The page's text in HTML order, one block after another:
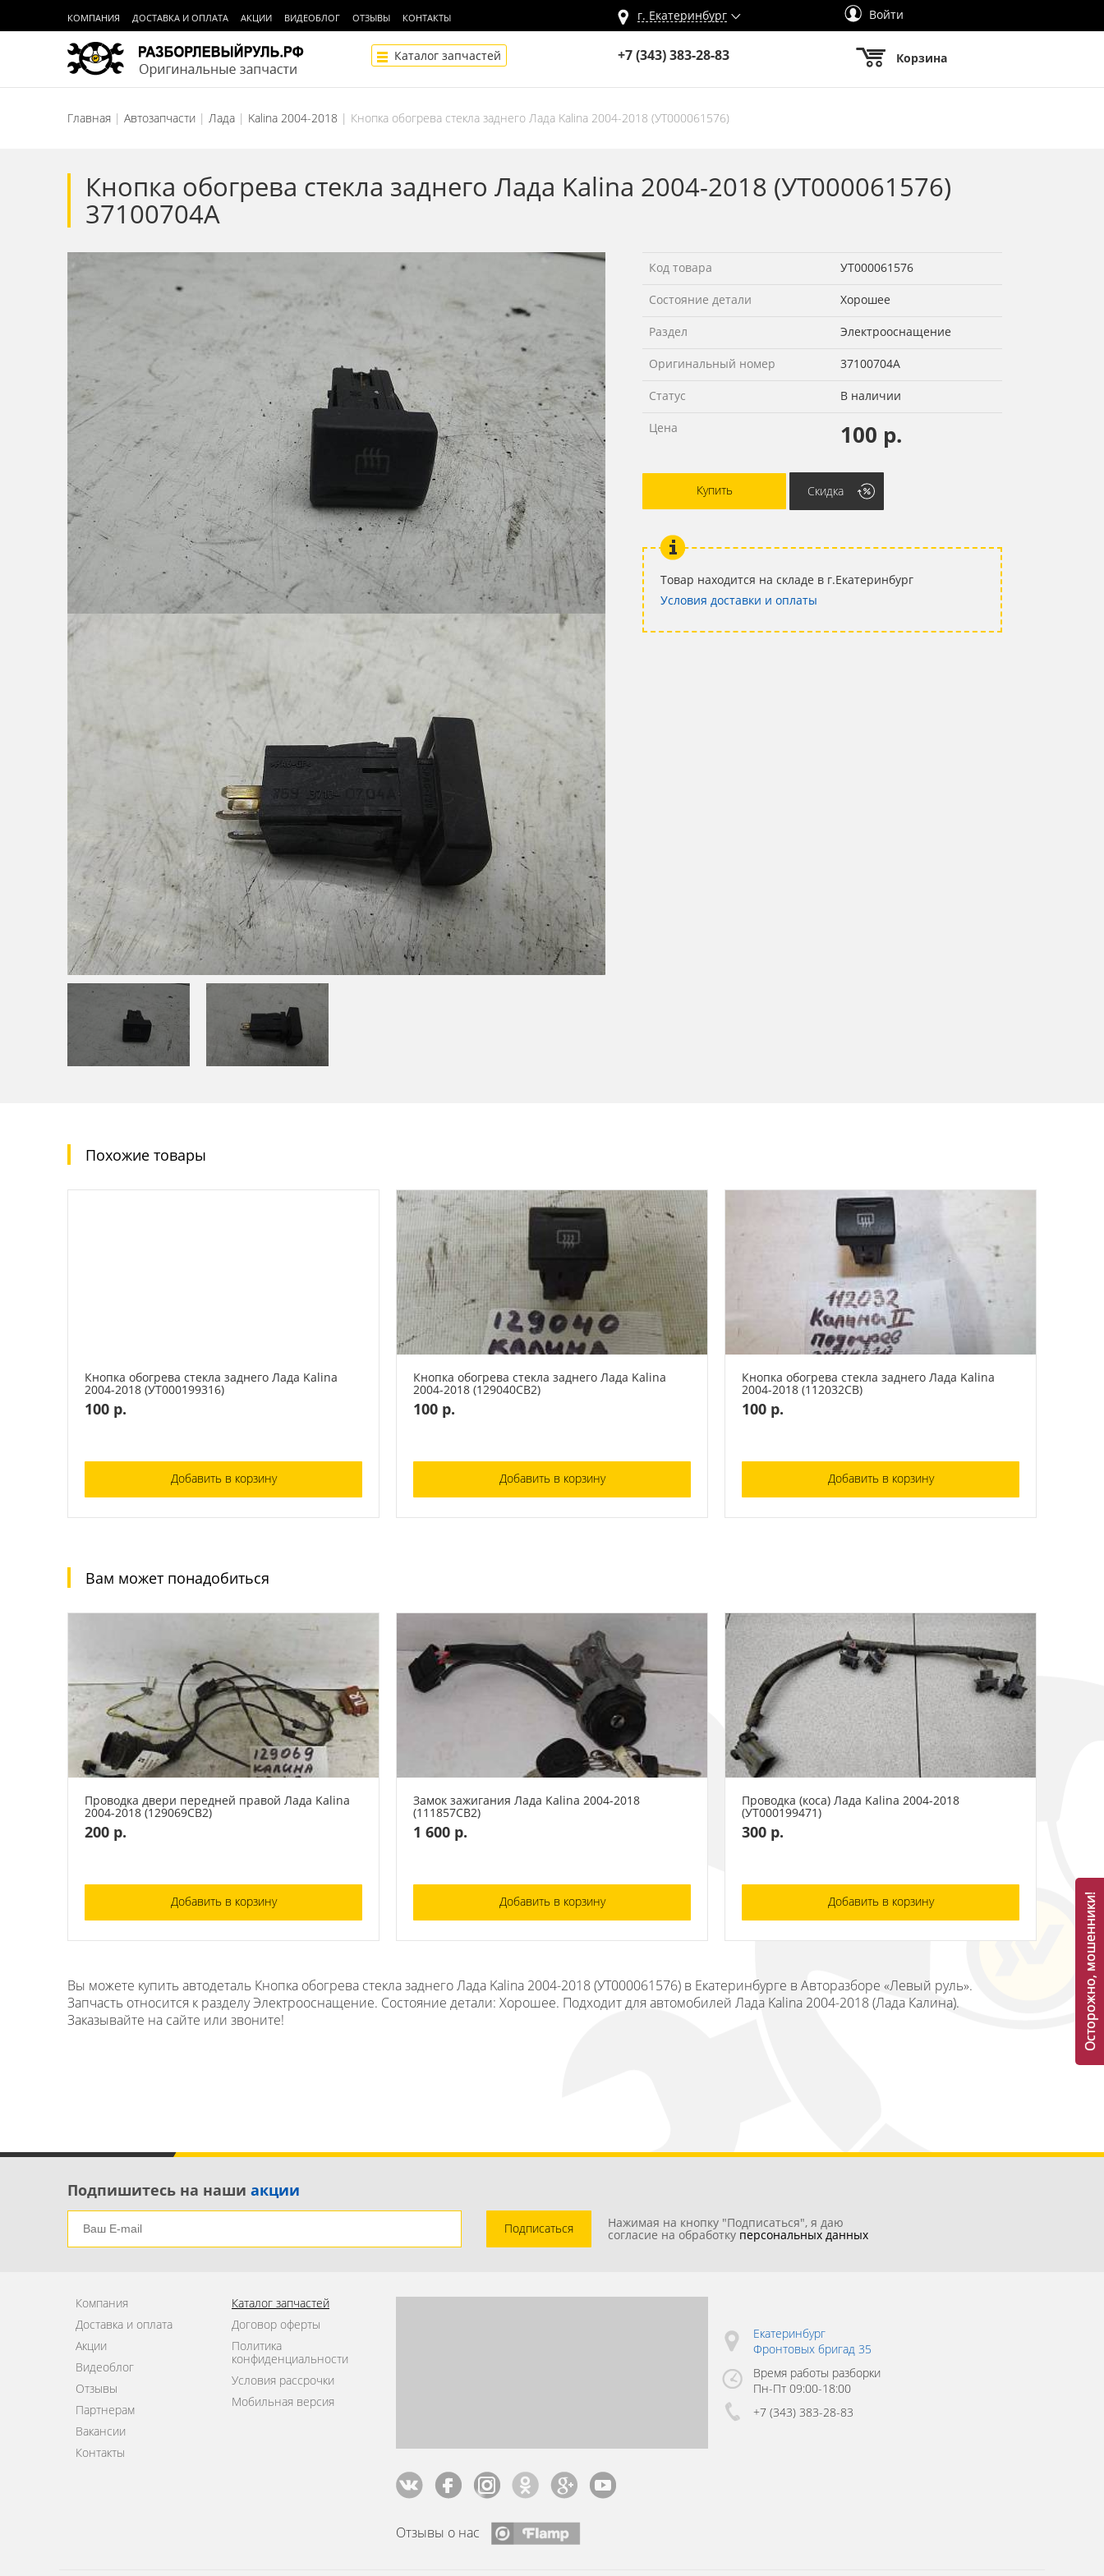
КОМПАНИЯ ДОСТАВКА И ОПЛАТА АКЦИИ ВИДЕОБЛОГ ОТЗЫВЫ КОНТАКТЫ г. Екатеринбург Войти
Каталог запчастей +7 (343) 383-28-83 Корзина
Главная Автозапчасти Лада Kalina 2004-2018 Кнопка обогрева стекла заднего Лада Kalina 2004-2018 (УТ000061576)
Кнопка обогрева стекла заднего Лада Kalina 2004-2018 (УТ000061576)
37100704A
Код товара УТ000061576
Состояние детали Хорошее
Раздел Электрооснащение
Оригинальный номер 37100704A
Статус В наличии
Цена 100 р.
Купить Скидка
Товар находится на складе в г.Екатеринбург
Условия доставки и оплаты
Похожие товары
Кнопка обогрева стекла заднего Лада Kalina
2004-2018 (УТ000199316)
100 р.
Добавить в корзину
Кнопка обогрева стекла заднего Лада Kalina
2004-2018 (129040СВ2)
100 р.
Добавить в корзину
Кнопка обогрева стекла заднего Лада Kalina
2004-2018 (112032СВ)
100 р.
Добавить в корзину
Вам может понадобиться
Проводка двери передней правой Лада Kalina
2004-2018 (129069СВ2)
200 р.
Добавить в корзину
Замок зажигания Лада Kalina 2004-2018
(111857СВ2)
1 600 р.
Добавить в корзину
Проводка (коса) Лада Kalina 2004-2018
(УТ000199471)
300 р.
Добавить в корзину
Вы можете купить автодеталь Кнопка обогрева стекла заднего Лада Kalina 2004-2018 (УТ000061576) в Екатеринбурге в Авторазборе «Левый руль».
Запчасть относится к разделу Электрооснащение. Состояние детали: Хорошее. Подходит для автомобилей Лада Kalina 2004-2018 (Лада Калина).
Заказывайте на сайте или звоните!
Подпишитесь на наши акции
Подписаться Нажимая на кнопку "Подписаться", я даю
согласие на обработку персональных данных
Компания
Доставка и оплата
Акции
Видеоблог
Отзывы
Партнерам
Вакансии
Контакты
Каталог запчастей
Договор оферты
Политика
конфиденциальности
Условия рассрочки
Мобильная версия
Отзывы о нас
Екатеринбург
Фронтовых бригад 35
Время работы разборки
Пн-Пт 09:00-18:00
+7 (343) 383-28-83
Осторожно, мошенники!